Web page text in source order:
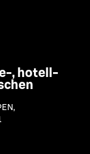
, hotell-
,